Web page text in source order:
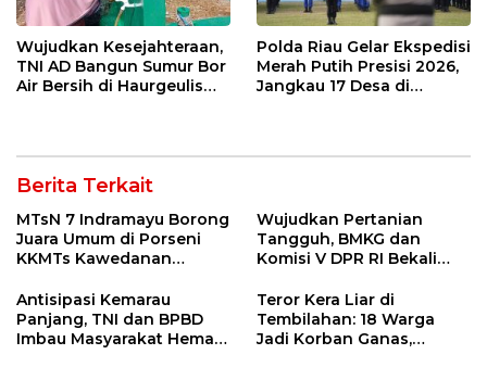
Wujudkan Kesejahteraan,
TNI AD Bangun Sumur Bor
Air Bersih di Haurgeulis
Polda Riau Gelar Ekspedisi
Merah Putih Presisi 2026,
Jangkau 17 Desa di
Berita Terkait
MTsN 7 Indramayu Borong
Juara Umum di Porseni
KKMTs Kawedanan
Wujudkan Pertanian
Tangguh, BMKG dan
Komisi V DPR RI Bekali
Sekolah Lapang Iklim
Antisipasi Kemarau
Panjang, TNI dan BPBD
Imbau Masyarakat Hemat
Teror Kera Liar di
Tembilahan: 18 Warga
Jadi Korban Ganas,